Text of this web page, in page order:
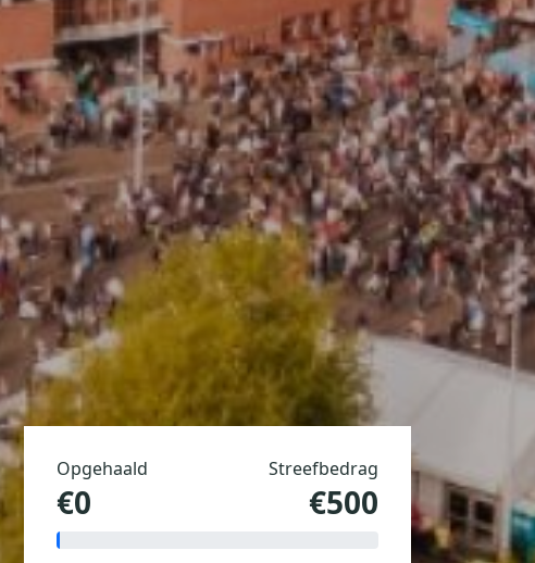
Opgehaald
€0
Streefbedrag
€500